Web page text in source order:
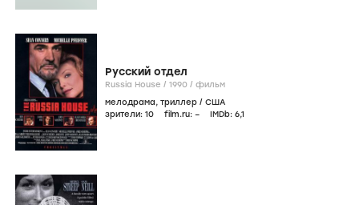
Русский отдел
Russia House / 1990 / фильм
мелодрама, триллер / США
зрители: 10 film.ru: – IMDb: 6,1